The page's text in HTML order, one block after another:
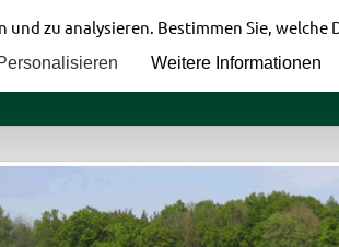
zu analysieren. Bestimmen Sie,
Weitere Informationen